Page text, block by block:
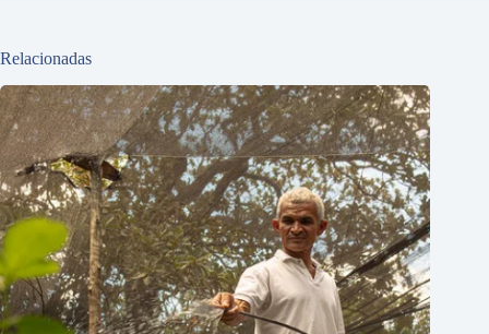
Relacionadas